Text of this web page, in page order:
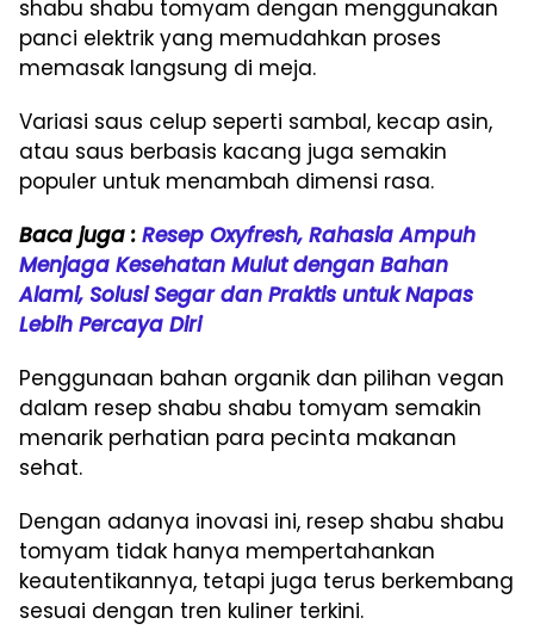
shabu shabu tomyam dengan menggunakan
panci elektrik yang memudahkan proses
memasak langsung di meja.
Variasi saus celup seperti sambal, kecap asin,
atau saus berbasis kacang juga semakin
populer untuk menambah dimensi rasa.
Baca juga : Resep Oxyfresh, Rahasia Ampuh
Menjaga Kesehatan Mulut dengan Bahan
Alami, Solusi Segar dan Praktis untuk Napas
Lebih Percaya Diri
Penggunaan bahan organik dan pilihan vegan
dalam resep shabu shabu tomyam semakin
menarik perhatian para pecinta makanan
sehat.
Dengan adanya inovasi ini, resep shabu shabu
tomyam tidak hanya mempertahankan
keautentikannya, tetapi juga terus berkembang
sesuai dengan tren kuliner terkini.